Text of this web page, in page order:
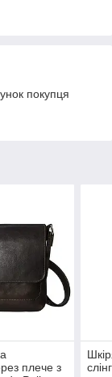
покупця
плече з